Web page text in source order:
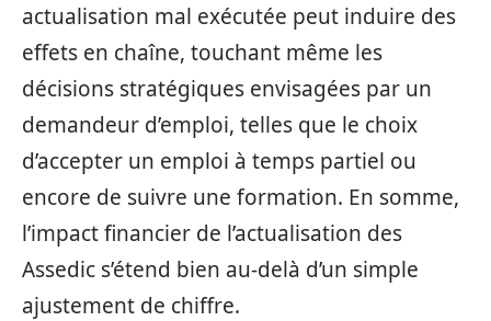
actualisation mal exécutée peut induire des
effets en chaîne, touchant même les
décisions stratégiques envisagées par un
demandeur d’emploi, telles que le choix
d’accepter un emploi à temps partiel ou
encore de suivre une formation. En somme,
l’impact financier de l’actualisation des
Assedic s’étend bien au-delà d’un simple
ajustement de chiffre.